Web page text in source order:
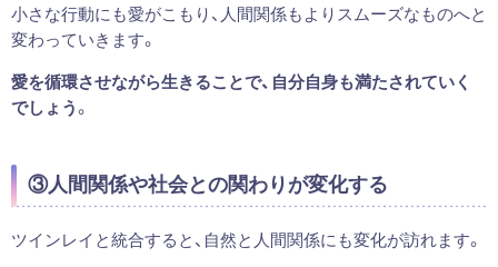
小さな行動にも愛がこもり、人間関係もよりスムーズなものへと
変わっていきます。
愛を循環させながら生きることで、自分自身も満たされていく
でしょう。
③人間関係や社会との関わりが変化する
ツインレイと統合すると、自然と人間関係にも変化が訪れます。